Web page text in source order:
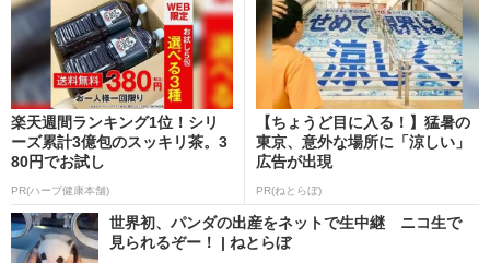
楽天週間ランキング1位！シリ
ーズ累計3億包のスッキリ茶。3
80円でお試し
PR(ハーブ健康本舗)
【ちょうど目に入る！】猛暑の
東京、意外な場所に「涼しい」
広告が出現
PR(ねとらぼ)
世界初、パンダの出産をネットで生中継 ニコ生で
見られるぞー！ | ねとらぼ